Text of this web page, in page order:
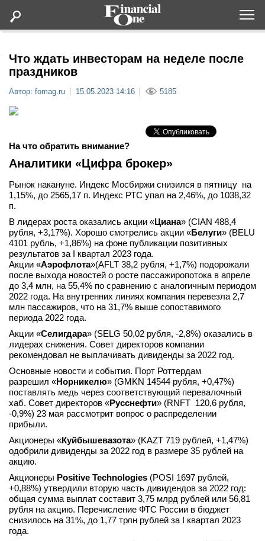
Статьи
Lifestyle
Мероприятия
Интервью
вконтакте
телеграм
Стать автором
Вход
Что ждать инвесторам на неделе после
праздников
Автор: fomag.ru 15.05.2023 14:16 5185
На что обратить внимание?
Аналитики «Цифра брокер»
Рынок накануне. Индекс Мосбиржи снизился в пятницу на
1,15%, до 2565,17 п. Индекс РТС упал на 2,46%, до 1038,32
п.
В лидерах роста оказались акции «Циана» (CIAN 488,4
рубля, +3,17%). Хорошо смотрелись акции «Белуги» (BELU
4101 рубль, +1,86%) на фоне публикации позитивных
результатов за I квартал 2023 года.
Акции «Аэрофлота»(AFLT 38,2 рубля, +1,7%) подорожали
после выхода новостей о росте пассажиропотока в апреле
до 3,4 млн, на 55,4% по сравнению с аналогичным периодом
2022 года. На внутренних линиях компания перевезла 2,7
млн пассажиров, что на 31,7% выше сопоставимого
периода 2022 года.
Акции «Селигдара» (SELG 50,02 рубля, -2,8%) оказались в
лидерах снижения. Совет директоров компании
рекомендовал не выплачивать дивиденды за 2022 год.
Основные новости и события. Порт Роттердам
разрешил «Норникелю» (GMKN 14544 рубля, +0,47%)
поставлять медь через соответствующий перевалочный
хаб. Совет директоров «Русснефти» (RNFT 120,6 рубля,
-0,9%) 23 мая рассмотрит вопрос о распределении
прибыли.
Акционеры «Куйбышевазота» (KAZT 719 рублей, +1,47%)
одобрили дивиденды за 2022 год в размере 35 рублей на
акцию.
Акционеры Positive Technologies (POSI 1697 рублей,
+0,88%) утвердили вторую часть дивидендов за 2022 год:
общая сумма выплат составит 3,75 млрд рублей или 56,81
рубля на акцию. Перечисление ФТС России в бюджет
снизилось на 31%, до 1,77 трлн рублей за I квартал 2023
года.